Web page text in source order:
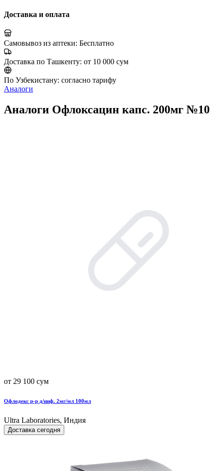
Доставка и оплата
Самовывоз из аптеки: Бесплатно
Доставка по Ташкенту: от 10 000 сум
По Узбекистану: согласно тарифу
Аналоги
Аналоги Офлоксацин капс. 200мг №10
от 29 100 сум
Офлодекс р-р д/инф. 2мг/мл 100мл
Ultra Laboratories, Индия
Доставка сегодня